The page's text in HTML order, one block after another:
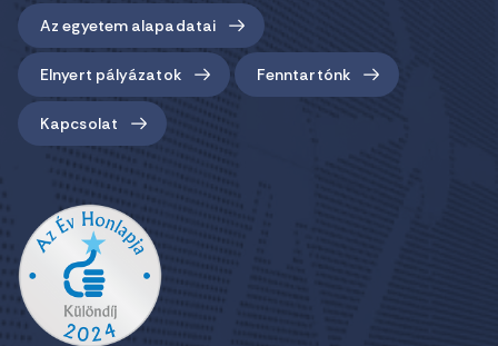
Az egyetem alapadatai
Elnyert pályázatok Fenntartónk
Kapcsolat